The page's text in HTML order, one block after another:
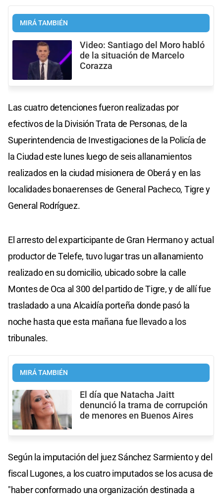
MIRÁ TAMBIÉN
Video: Santiago del Moro habló
de la situación de Marcelo
Corazza
Las cuatro detenciones fueron realizadas por
efectivos de la División Trata de Personas, de la
Superintendencia de Investigaciones de la Policía de
la Ciudad este lunes luego de seis allanamientos
realizados en la ciudad misionera de Oberá y en las
localidades bonaerenses de General Pacheco, Tigre y
General Rodríguez.
El arresto del exparticipante de Gran Hermano y actual
productor de Telefe, tuvo lugar tras un allanamiento
realizado en su domicilio, ubicado sobre la calle
Montes de Oca al 300 del partido de Tigre, y de allí fue
trasladado a una Alcaidía porteña donde pasó la
noche hasta que esta mañana fue llevado a los
tribunales.
MIRÁ TAMBIÉN
El día que Natacha Jaitt
denunció la trama de corrupción
de menores en Buenos Aires
Según la imputación del juez Sánchez Sarmiento y del
fiscal Lugones, a los cuatro imputados se los acusa de
"haber conformado una organización destinada a